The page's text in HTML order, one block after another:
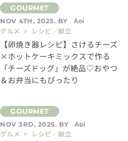
NOV 4TH, 2025. BY
Aoi
グルメ > レシピ／献立
【卵焼き器レシピ】さけるチーズ
×ホットケーキミックスで作る
「チーズドッグ」が絶品♡おやつ
＆お弁当にもぴったり
NOV 3RD, 2025. BY
Aoi
グルメ > レシピ／献立